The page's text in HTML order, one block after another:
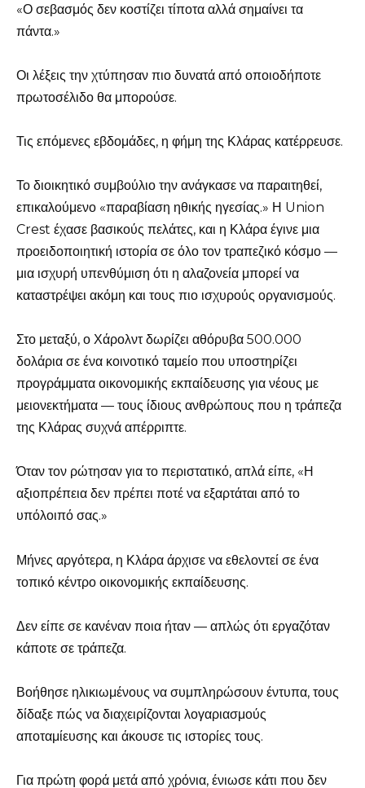
«Ο σεβασμός δεν κοστίζει τίποτα αλλά σημαίνει τα
πάντα.»
Οι λέξεις την χτύπησαν πιο δυνατά από οποιοδήποτε
πρωτοσέλιδο θα μπορούσε.
Τις επόμενες εβδομάδες, η φήμη της Κλάρας κατέρρευσε.
Το διοικητικό συμβούλιο την ανάγκασε να παραιτηθεί,
επικαλούμενο «παραβίαση ηθικής ηγεσίας.» Η Union
Crest έχασε βασικούς πελάτες, και η Κλάρα έγινε μια
προειδοποιητική ιστορία σε όλο τον τραπεζικό κόσμο —
μια ισχυρή υπενθύμιση ότι η αλαζονεία μπορεί να
καταστρέψει ακόμη και τους πιο ισχυρούς οργανισμούς.
Στο μεταξύ, ο Χάρολντ δωρίζει αθόρυβα 500.000
δολάρια σε ένα κοινοτικό ταμείο που υποστηρίζει
προγράμματα οικονομικής εκπαίδευσης για νέους με
μειονεκτήματα — τους ίδιους ανθρώπους που η τράπεζα
της Κλάρας συχνά απέρριπτε.
Όταν τον ρώτησαν για το περιστατικό, απλά είπε, «Η
αξιοπρέπεια δεν πρέπει ποτέ να εξαρτάται από το
υπόλοιπό σας.»
Μήνες αργότερα, η Κλάρα άρχισε να εθελοντεί σε ένα
τοπικό κέντρο οικονομικής εκπαίδευσης.
Δεν είπε σε κανέναν ποια ήταν — απλώς ότι εργαζόταν
κάποτε σε τράπεζα.
Βοήθησε ηλικιωμένους να συμπληρώσουν έντυπα, τους
δίδαξε πώς να διαχειρίζονται λογαριασμούς
αποταμίευσης και άκουσε τις ιστορίες τους.
Για πρώτη φορά μετά από χρόνια, ένιωσε κάτι που δεν